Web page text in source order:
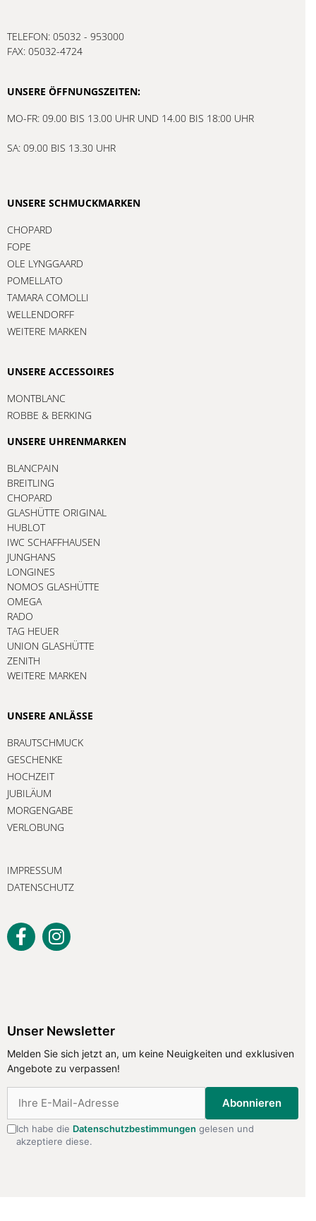
TELEFON: 05032 - 953000
FAX: 05032-4724
UNSERE ÖFFNUNGSZEITEN:
MO-FR: 09.00 BIS 13.00 UHR UND 14.00 BIS 18:00 UHR
SA: 09.00 BIS 13.30 UHR
UNSERE SCHMUCKMARKEN
CHOPARD
FOPE
OLE LYNGGAARD
POMELLATO
TAMARA COMOLLI
WELLENDORFF
WEITERE MARKEN
UNSERE ACCESSOIRES
MONTBLANC
ROBBE & BERKING
UNSERE UHRENMARKEN
BLANCPAIN
BREITLING
CHOPARD
GLASHÜTTE ORIGINAL
HUBLOT
IWC SCHAFFHAUSEN
JUNGHANS
LONGINES
NOMOS GLASHÜTTE
OMEGA
RADO
TAG HEUER
UNION GLASHÜTTE
ZENITH
WEITERE MARKEN
UNSERE ANLÄSSE
BRAUTSCHMUCK
GESCHENKE
HOCHZEIT
JUBILÄUM
MORGENGABE
VERLOBUNG
IMPRESSUM
DATENSCHUTZ
Unser Newsletter
Melden Sie sich jetzt an, um keine Neuigkeiten und exklusiven
Angebote zu verpassen!
Abonnieren
Ich habe die Datenschutzbestimmungen gelesen und
akzeptiere diese.
Unser Newsletter
Melden Sie sich jetzt an, um keine